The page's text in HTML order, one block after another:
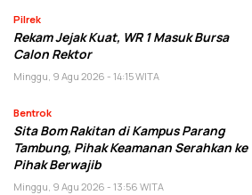
Pilrek
Rekam Jejak Kuat, WR 1 Masuk Bursa
Calon Rektor
Minggu, 9 Agu 2026 - 14:15 WITA
Bentrok
Sita Bom Rakitan di Kampus Parang
Tambung, Pihak Keamanan Serahkan ke
Pihak Berwajib
Minggu, 9 Agu 2026 - 13:56 WITA